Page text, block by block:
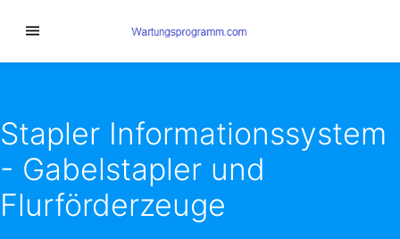
Stapler Informationssystem
- Gabelstapler und
Flurförderzeuge